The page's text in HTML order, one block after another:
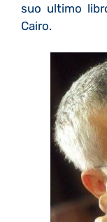
suo ultimo
Cairo.